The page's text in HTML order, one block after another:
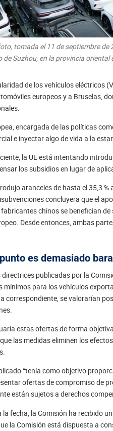
tomada el 11 de septiembre
de Suzhou, en la provincia
de los vehículos eléctricos
europeos y a Bruselas,
encargada de las políticas
e inyectar algo de vida a la
la UE está intentando
los subsidios en lugar de
aranceles de hasta el 35,3
concluyera que el
chinos se benefician
Desde entonces, ambas
es demasiado
directrices publicadas por la
mínimos para los vehículos
correspondiente, se valorarían
estas ofertas de forma
las medidas eliminen los
“tenía como objetivo
ofertas de compromiso de
están sujetos a derechos
la fecha, la Comisión ha recibido
la Comisión está dispuesta a